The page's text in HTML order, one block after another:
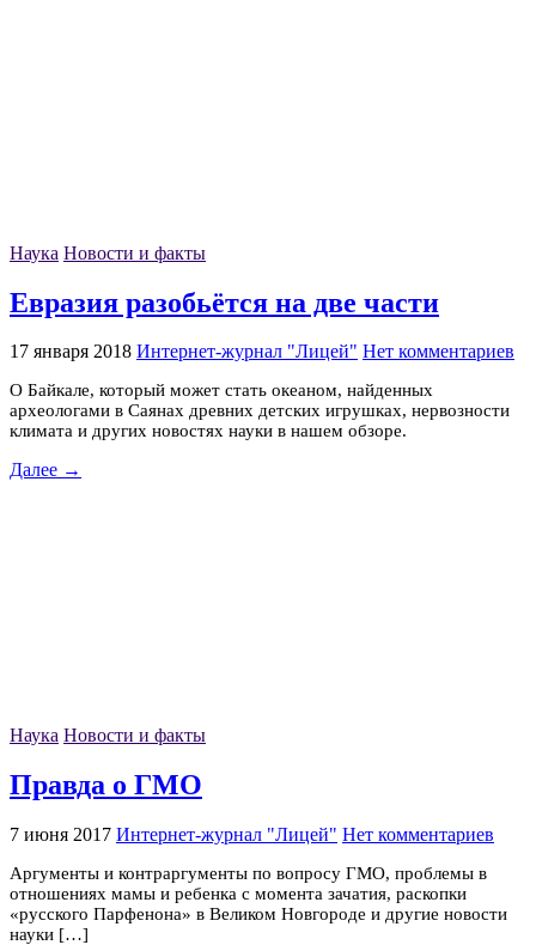
Наука Новости и факты
Евразия разобьётся на две части
17 января 2018 Интернет-журнал "Лицей" Нет комментариев
О Байкале, который может стать океаном, найденных
археологами в Саянах древних детских игрушках, нервозности
климата и других новостях науки в нашем обзоре.
Далее →
Наука Новости и факты
Правда о ГМО
7 июня 2017 Интернет-журнал "Лицей" Нет комментариев
Аргументы и контраргументы по вопросу ГМО, проблемы в
отношениях мамы и ребенка с момента зачатия, раскопки
«русского Парфенона» в Великом Новгороде и другие новости
науки […]